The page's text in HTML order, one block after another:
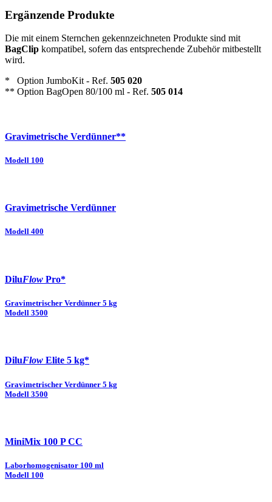
Ergänzende Produkte
Die mit einem Sternchen gekennzeichneten Produkte sind mit
BagClip kompatibel, sofern das entsprechende Zubehör mitbestellt
wird.
* Option JumboKit - Ref. 505 020
** Option BagOpen 80/100 ml - Ref. 505 014
Gravimetrische Verdünner**
Modell 100
Gravimetrische Verdünner
Modell 400
DiluFlow Pro*
Gravimetrischer Verdünner 5 kg
Modell 3500
DiluFlow Elite 5 kg*
Gravimetrischer Verdünner 5 kg
Modell 3500
MiniMix 100 P CC
Laborhomogenisator 100 ml
Modell 100